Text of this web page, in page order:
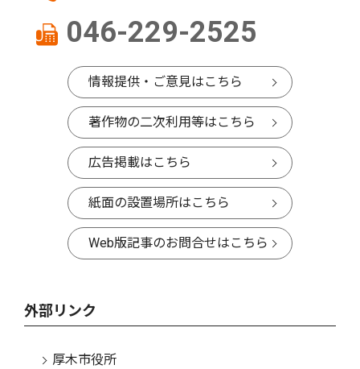
046-229-2525
情報提供・ご意見はこちら
著作物の二次利用等はこちら
広告掲載はこちら
紙面の設置場所はこちら
Web版記事のお問合せはこちら
外部リンク
厚木市役所